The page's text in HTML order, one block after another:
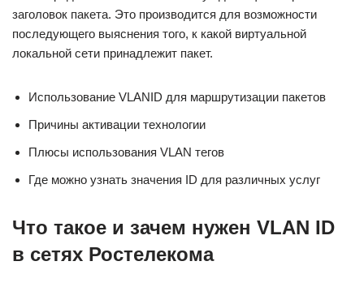
заголовок пакета. Это производится для возможности
последующего выяснения того, к какой виртуальной
локальной сети принадлежит пакет.
Использование VLANID для маршрутизации пакетов
Причины активации технологии
Плюсы использования VLAN тегов
Где можно узнать значения ID для различных услуг
Что такое и зачем нужен VLAN ID
в сетях Ростелекома